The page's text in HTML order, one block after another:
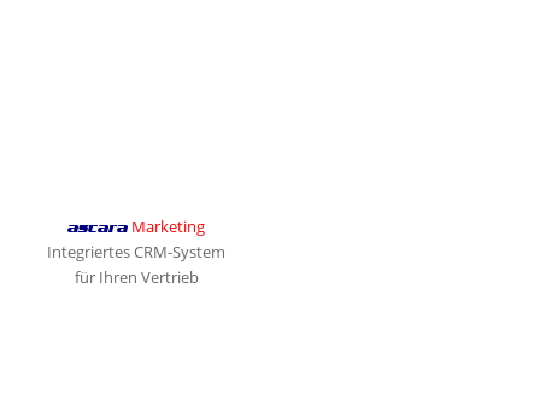
ascara Marketing
Integriertes CRM-System
für Ihren Vertrieb